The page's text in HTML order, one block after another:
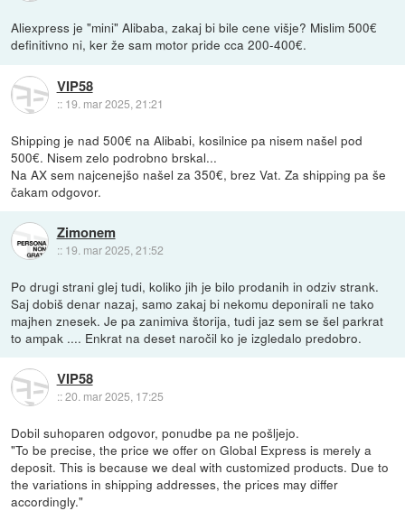
Aliexpress je "mini" Alibaba, zakaj bi bile cene višje? Mislim 500€
definitivno ni, ker že sam motor pride cca 200-400€.
VIP58
:: 19. mar 2025, 21:21
Shipping je nad 500€ na Alibabi, kosilnice pa nisem našel pod
500€. Nisem zelo podrobno brskal...
Na AX sem najcenejšo našel za 350€, brez Vat. Za shipping pa še
čakam odgovor.
Zimonem
:: 19. mar 2025, 21:52
Po drugi strani glej tudi, koliko jih je bilo prodanih in odziv strank.
Saj dobiš denar nazaj, samo zakaj bi nekomu deponirali ne tako
majhen znesek. Je pa zanimiva štorija, tudi jaz sem se šel parkrat
to ampak .... Enkrat na deset naročil ko je izgledalo predobro.
VIP58
::20. mar 2025, 17:25
Dobil suhoparen odgovor, ponudbe pa ne pošljejo.
"To be precise, the price we offer on Global Express is merely a
deposit. This is because we deal with customized products. Due to
the variations in shipping addresses, the prices may differ
accordingly."